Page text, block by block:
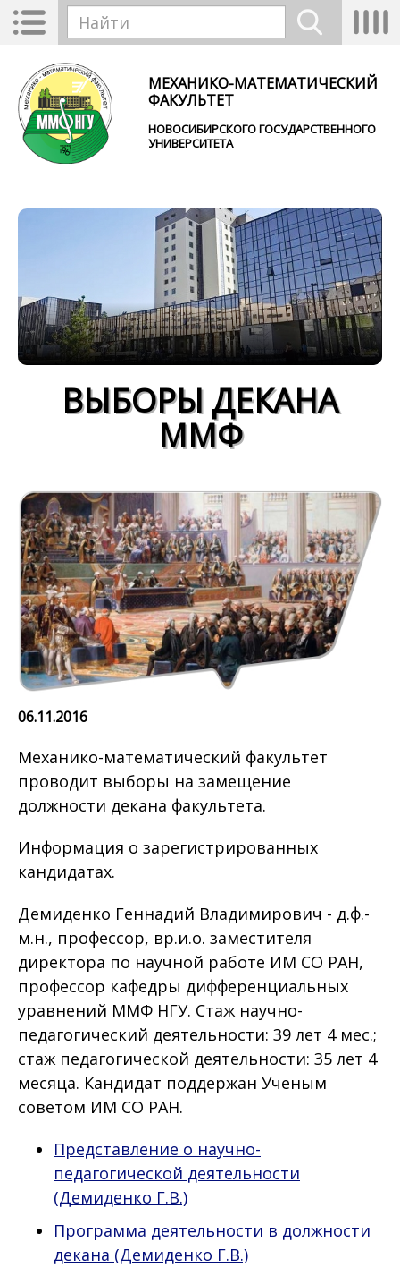
Перейти к основному содержанию
Toggle
navigation
Форма поиска
МЕХАНИКО-МАТЕМАТИЧЕСКИЙ
ФАКУЛЬТЕТ
НОВОСИБИРСКОГО ГОСУДАРСТВЕННОГО
УНИВЕРСИТЕТА
ВЫБОРЫ ДЕКАНА
ММФ
06.11.2016
Механико-математический факультет
проводит выборы на замещение
должности декана факультета.
Информация о зарегистрированных
кандидатах.
Демиденко Геннадий Владимирович - д.ф.-
м.н., профессор, вр.и.о. заместителя
директора по научной работе ИМ СО РАН,
профессор кафедры дифференциальных
уравнений ММФ НГУ. Стаж научно-
педагогический деятельности: 39 лет 4 мес.;
стаж педагогической деятельности: 35 лет 4
месяца. Кандидат поддержан Ученым
советом ИМ СО РАН.
Представление о научно-
педагогической деятельности
(Демиденко Г.В.)
Программа деятельности в должности
декана (Демиденко Г.В.)